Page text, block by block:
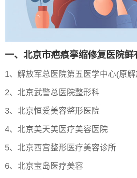
一、北京市疤痕挛缩修复医院鲜
1、解放军总医院第五医学中心(原
2、北京武警总医院整形科
3、北京恒爱美容整形医院
4、北京美天美医疗美容医院
5、北京西宫整形医疗美容诊所
6、北京宝岛医疗美容